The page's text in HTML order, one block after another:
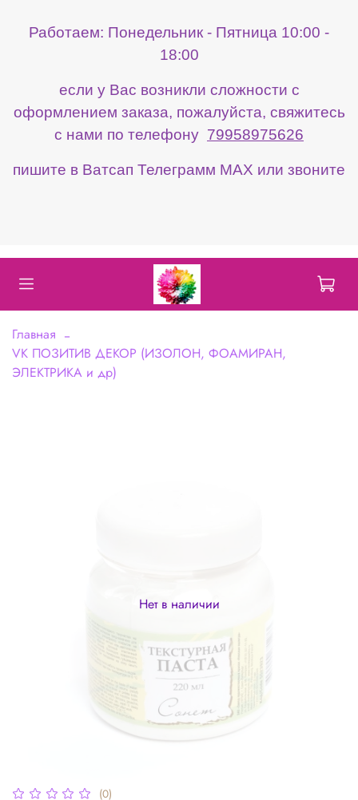
Работаем: Понедельник - Пятница 10:00 -
18:00
если у Вас возникли сложности с
оформлением заказа, пожалуйста, свяжитесь
с нами по телефону 79958975626
пишите в Ватсап Телеграмм МАХ или звоните
Главная
VK ПОЗИТИВ ДЕКОР (ИЗОЛОН, ФОАМИРАН,
ЭЛЕКТРИКА и др)
Нет в наличии
(0)